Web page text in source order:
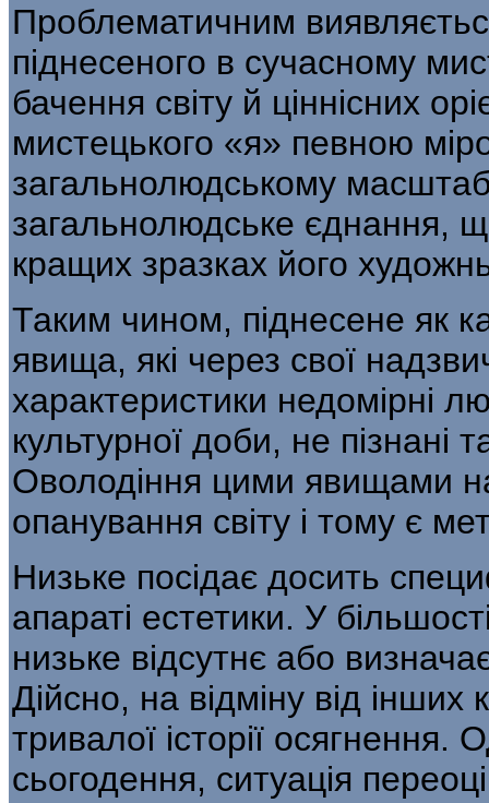
Проблематичним
піднесеного в су­часному
бачення світу й ціннісних
мистецького «я» певною
загальнолюдському
загальнолюдське єднання,
кращих зразках його
Таким чином, піднесене як
явища, які через свої
характеристики недомірні
культурної доби, не піз­нані
Оволодіння цими явищами
опанування світу і тому є
Низьке посідає досить
апара­ті естетики. У
низьке відсутнє або
Дійсно, на відміну від інших
тривалої історії осягнення.
сьогодення, ситуація